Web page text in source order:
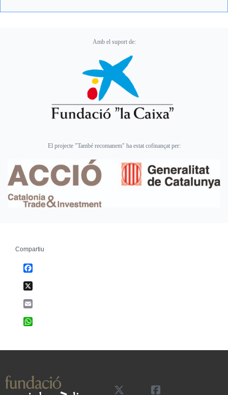
Amb el suport de:
El projecte "També recomanem" ha estat cofinançat per:
Compartiu